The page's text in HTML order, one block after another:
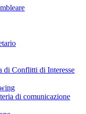
di Conflitti di Interesse
di comunicazione